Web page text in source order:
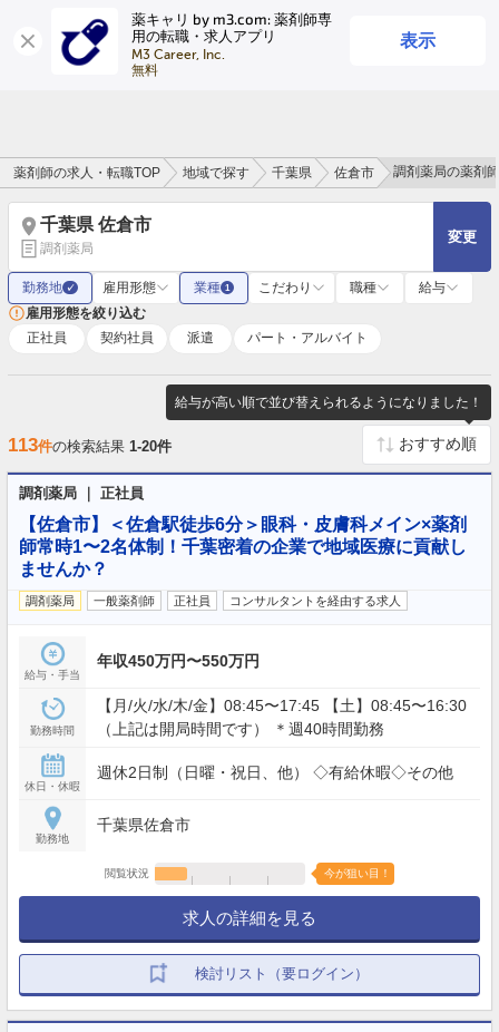
薬キャリ by m3.com: 薬剤師専
用の転職・求人アプリ
M3 Career, Inc.
無料
表示
ログイン
薬剤師の求人・転職TOP 地域で探す 千葉県 佐倉市 調剤薬局の薬剤
千葉県 佐倉市
調剤薬局
変更
勤務地 ✓ 雇用形態 業種 1 こだわり 職種
給与
雇用形態を絞り込む
正社員
契約社員 派遣 パート・アルバイト
給与が高い順で並び替えられるようになりました！
113件の検索結果 1-20件
調剤薬局 ｜ 正社員
【佐倉市】＜佐倉駅徒歩6分＞眼科・皮膚科メイン×薬剤
師常時1〜2名体制！千葉密着の企業で地域医療に貢献し
ませんか？
調剤薬局 一般薬剤師 正社員 コンサルタントを経由する求人
給与・手当
年収450万円〜550万円
勤務時間
【月/火/水/木/金】08:45〜17:45 【土】08:45〜16:30
（上記は開局時間です） ＊週40時間勤務
休日・休暇
週休2日制（日曜・祝日、他） ◇有給休暇◇その他
勤務地
千葉県佐倉市
閲覧状況 今が狙い目！
求人の詳細を見る
検討リスト（要ログイン）